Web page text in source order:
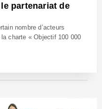
partenariat de
nombre d’acteurs
charte « Objectif 100 000